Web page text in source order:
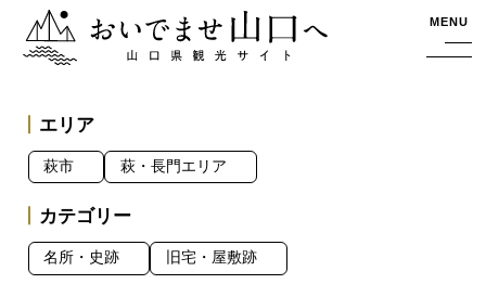
おいでませ山口へー山口県観光サイト MENU
エリア
萩市 萩・長門エリア
カテゴリー
名所・史跡 旧宅・屋敷跡